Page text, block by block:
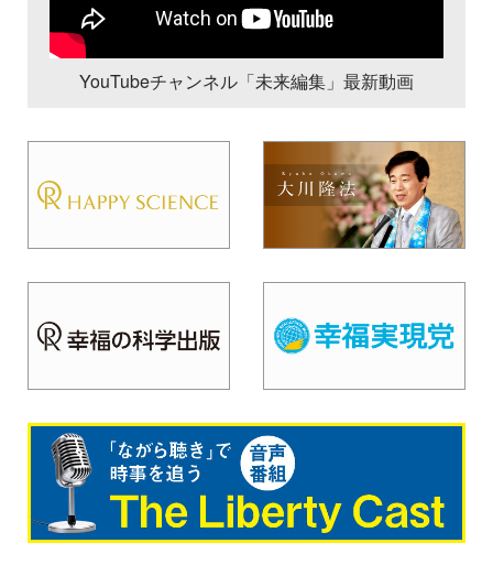
YouTubeチャンネル「未来編集」最新動画